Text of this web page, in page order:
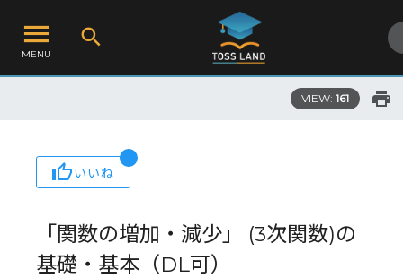
MENU
VIEW: 161
いいね
「関数の増加・減少」 (3次関数)の
基礎・基本（DL可）